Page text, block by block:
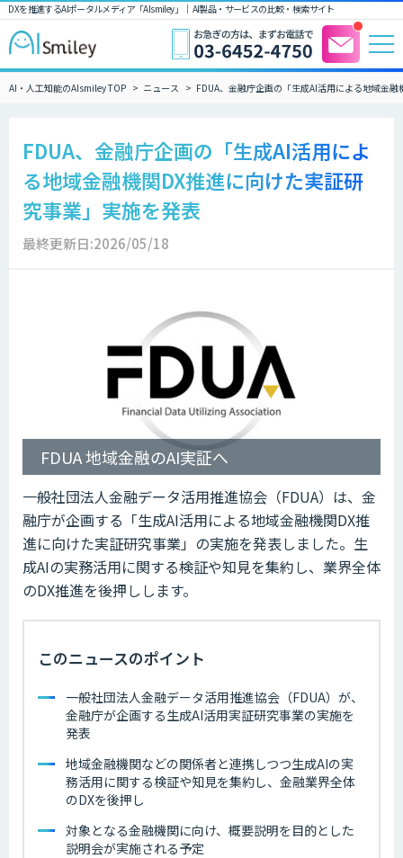
DXを推進するAIポータルメディア「AIsmiley」｜ AI製品・サービスの比較・検索サイト
AI・人工知能のAIsmiley TOP ニュース FDUA、金融庁企画の「生成AI活用による地域金
FDUA、金融庁企画の「生成AI活用によ
る地域金融機関DX推進に向けた実証研
究事業」実施を発表
最終更新日:2026/05/18
FDUA 地域金融のAI実証へ
一般社団法人金融データ活用推進協会（FDUA）は、金
融庁が企画する「生成AI活用による地域金融機関DX推
進に向けた実証研究事業」の実施を発表しました。生
成AIの実務活用に関する検証や知見を集約し、業界全体
のDX推進を後押しします。
このニュースのポイント
一般社団法人金融データ活用推進協会（FDUA）が、
金融庁が企画する生成AI活用実証研究事業の実施を
発表
地域金融機関などの関係者と連携しつつ生成AIの実
務活用に関する検証や知見を集約し、金融業界全体
のDXを後押し
対象となる金融機関に向け、概要説明を目的とした
説明会が実施される予定